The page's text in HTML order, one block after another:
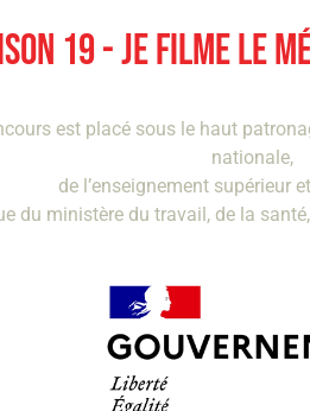
19 - JE FILME LE
est placé sous le haut
nationale,
de l’enseignement supérieur
du ministère du travail, de la